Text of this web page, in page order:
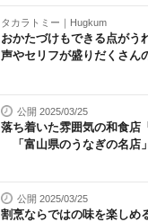
タカラトミー｜Hugkum
おかたづけもできる点がう
声やセリフが盛りだくさ
公開 2025/03/25
落ち着いた雰囲気の和食店
「富山県のうなぎの名店
公開 2025/03/25
割烹ならではの味を楽しめ